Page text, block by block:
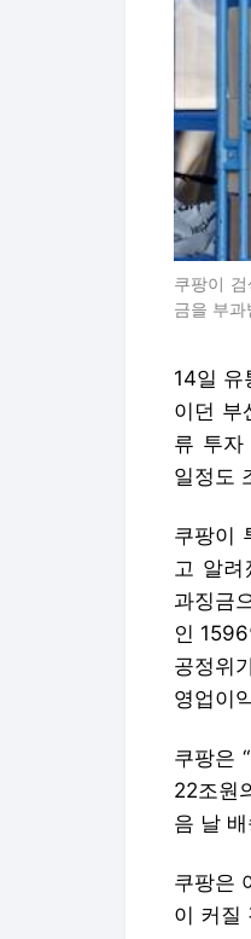
쿠팡이
금을 부
14일 유
이던 부
류 투자
일정도
쿠팡이
고 알려
과징금
인
공정위
영업이
쿠팡은
22조원
음 날
쿠팡은
이 커질